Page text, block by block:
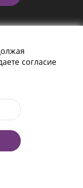
220114
17)
согласие